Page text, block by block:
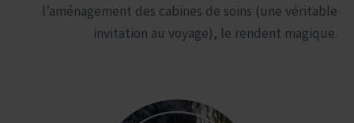
l’aménagement des cabines de soins (une véritable
invitation au voyage), le rendent magique.